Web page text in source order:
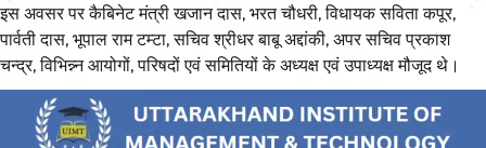
इस अवसर पर कैबिनेट मंत्री खजान दास, भरत चौधरी, विधायक सविता कपूर,
पार्वती दास, भूपाल राम टम्टा, सचिव श्रीधर बाबू अद्दांकी, अपर सचिव प्रकाश
चन्द्र, विभिन्न्न आयोगों, परिषदों एवं समितियों के अध्यक्ष एवं उपाध्यक्ष मौजूद थे।